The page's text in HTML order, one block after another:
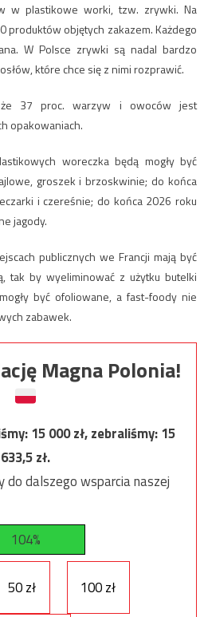
w plastikowe worki, tzw. zrywki. Na
produktów objętych zakazem. Każdego
W Polsce zrywki są nadal bardzo
które chce się z nimi rozprawić.
że 37 proc. warzyw i owoców jest
opakowaniach.
woreczka będą mogły być
groszek i brzoskwinie; do końca
i czereśnie; do końca 2026 roku
jagody.
publicznych we Francji mają być
tak by wyeliminować z użytku butelki
być ofoliowane, a fast-foody nie
zabawek.
Magna Polonia!
15 000zł, zebraliśmy:15
633,5zł.
do dalszego wsparcia naszej
104%
50 zł 100 zł